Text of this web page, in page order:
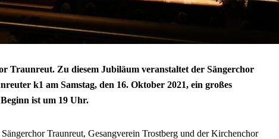
Traunreut. Zu diesem Jubiläum veranstaltet der Sängerchor
k1 am Samstag, den 16. Oktober 2021, ein großes
ist um 19 Uhr.
Traunreut, Gesangverein Trostberg und der Kirchenchor